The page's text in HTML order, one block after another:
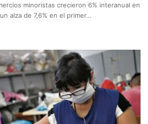
minoristas crecieron 6% interanual en
alza de 7,6% en el primer…